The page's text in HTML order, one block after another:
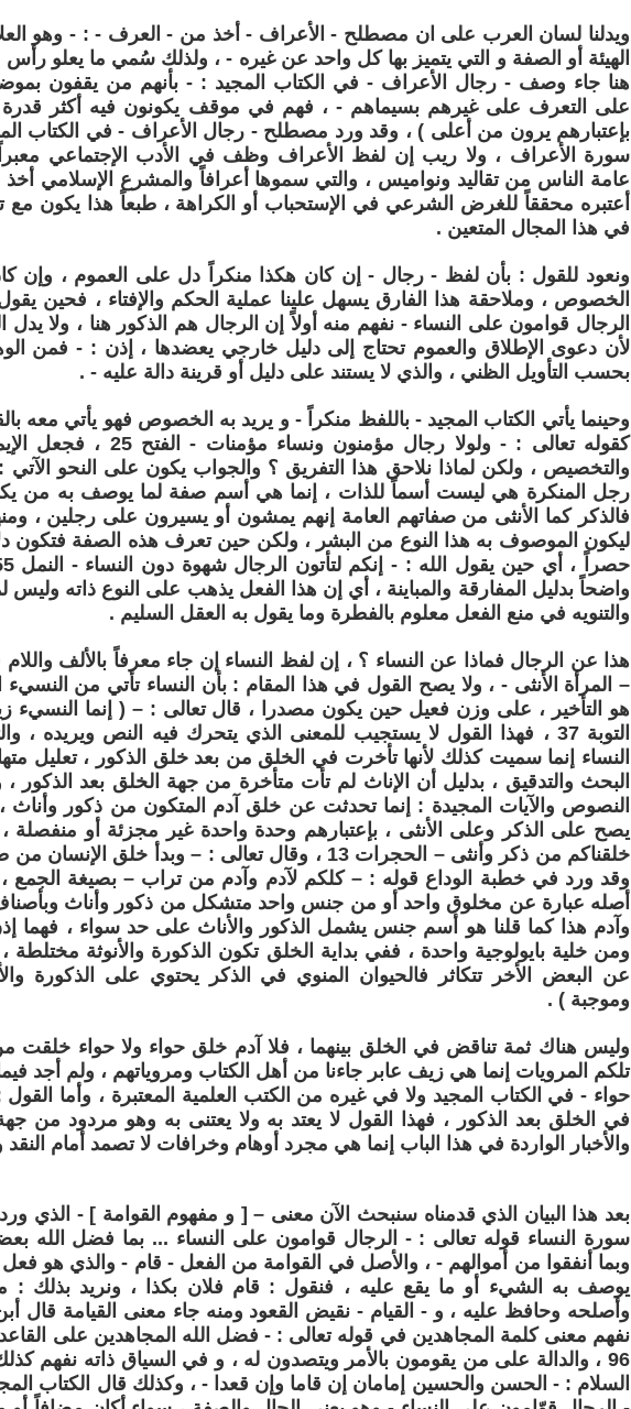
ويدلنا لسان العرب على ان مصطلح - الأعراف - أخذ من - العرف - : - وهو
الهيئة أو الصفة و التي يتميز بها كل واحد عن غيره - ، ولذلك سُمي ما يعلو
هنا جاء وصف - رجال الأعراف - في الكتاب المجيد : - بأنهم من يقفون
على التعرف على غيرهم بسيماهم - ، فهم في موقف يكونون فيه أكثر
بإعتبارهم يرون من أعلى ) ، وقد ورد مصطلح - رجال الأعراف - في الكتاب
سورة الأعراف ، ولا ريب إن لفظ الأعراف وظف في الأدب الإجتماعي
عامة الناس من تقاليد ونواميس ، والتي سموها أعرافاً والمشرع الإسلامي
أعتبره محققاً للغرض الشرعي في الإستحباب أو الكراهة ، طبعاً هذا يكون مع
في هذا المجال المتعين .
ونعود للقول : بأن لفظ - رجال - إن كان هكذا منكراً دل على العموم ، وإن
الخصوص ، وملاحقة هذا الفارق يسهل علينا عملية الحكم والإفتاء ، فحين
الرجال قوامون على النساء - نفهم منه أولاً إن الرجال هم الذكور هنا ، ولا
لأن دعوى الإطلاق والعموم تحتاج إلى دليل خارجي يعضدها ، إذن : - فمن
بحسب التأويل الظني ، والذي لا يستند على دليل أو قرينة دالة عليه - .
وحينما يأتي الكتاب المجيد - باللفظ منكراً - و يريد به الخصوص فهو يأتي معه
كقوله تعالى : - ولولا رجال مؤمنون
والتخصيص ، ولكن لماذا نلاحق هذا التفريق ؟ والجواب يكون على النحو
رجل المنكرة هي ليست أسماً للذات ، إنما هي أسم صفة لما يوصف به من
فالذكر كما الأنثى من صفاتهم العامة إنهم يمشون أو يسيرون على رجلين ،
ليكون الموصوف به هذا النوع من البشر ، ولكن حين تعرف هذه الصفة فتكون
واضحاً بدليل المفارقة والمباينة ، أي إن هذا الفعل يذهب على النوع ذاته
والتنويه في منع الفعل معلوم بالفطرة وما يقول به العقل السليم .
هذا عن الرجال فماذا عن النساء ؟ ، إن لفظ النساء إن جاء معرفاً بالألف
– المرأة الأنثى - ، ولا يصح القول في هذا المقام : بأن النساء تأتي من النسيء
هو التأخير ، على وزن فعيل حين يكون مصدرا ، قال تعالى : – ( إنما النسيء
التوبة 37 ، فهذا القول لا يستجيب للمعنى الذي يتحرك فيه النص ويريده ،
النساء إنما سميت كذلك لأنها تأخرت في الخلق من بعد خلق الذكور ، تعليل
البحث والتدقيق ، بدليل أن الإناث لم تأت متأخرة من جهة الخلق بعد الذكور
النصوص والآيات المجيدة : إنما تحدثت عن خلق آدم المتكون من ذكور وأناث
يصح على الذكر وعلى الأنثى ، بإعتبارهم وحدة واحدة غير مجزئة أو منفصلة ،
وقد ورد في خطبة الوداع قوله : – كلكم لآدم وآدم من تراب – بصيغة الجمع
أصله عبارة عن مخلوق واحد أو من جنس واحد متشكل من ذكور وأناث وبأصناف
وآدم هذا كما قلنا هو أسم جنس يشمل الذكور والأناث على حد سواء ، فهما
ومن خلية بايولوجية واحدة ، ففي بداية الخلق تكون الذكورة والأنوثة مختلطة ،
عن البعض الأخر تتكاثر فالحيوان المنوي في الذكر يحتوي على الذكورة
وموجبة ) .
وليس هناك ثمة تناقض في الخلق بينهما ، فلا آدم خلق حواء ولا حواء خلقت
تلكم المرويات إنما هي زيف عابر جاءنا من أهل الكتاب ومروياتهم ، ولم أجد
حواء - في الكتاب المجيد ولا في غيره من الكتب العلمية المعتبرة ، وأما
في الخلق بعد الذكور ، فهذا القول لا يعتد به ولا يعتنى به وهو مردود من جهة
والأخبار الواردة في هذا الباب إنما هي مجرد أوهام وخرافات لا تصمد أمام النقد
سورة النساء قوله تعالى : - الرجال قوامون على النساء ... بما فضل الله
وبما أنفقوا من أموالهم - ، والأصل في القوامة من الفعل - قام - والذي هو
يوصف به الشيء أو ما يقع عليه ، فنقول : قام فلان بكذا ، ونريد بذلك :
وأصلحه وحافظ عليه ، و - القيام - نقيض القعود ومنه جاء معنى القيامة قال
نفهم معنى كلمة المجاهدين في قوله تعالى : - فضل الله المجاهدين على
96 ، والدالة على من يقومون بالأمر ويتصدون له ، و في السياق ذاته نفهم
السلام : - الحسن والحسين إمامان إن قاما وإن قعدا - ، وكذلك قال الكتاب